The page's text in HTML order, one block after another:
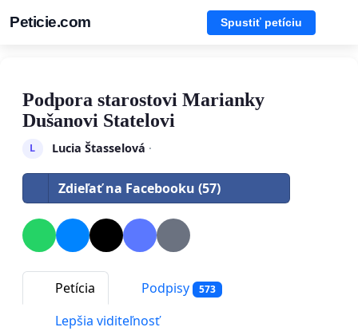
Peticie.com Spustiť petíciu
Podpora starostovi Marianky
Dušanovi Statelovi
L Lucia Štasselová ·
Zdieľať na Facebooku (57)
Petícia Podpisy 573
Lepšia viditeľnosť